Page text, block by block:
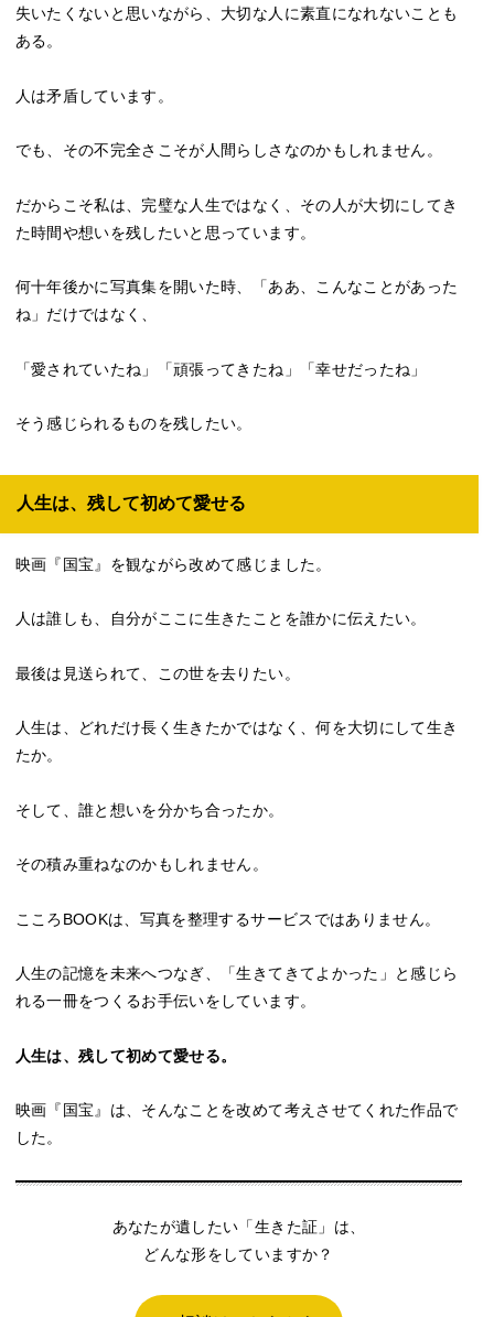
失いたくないと思いながら、大切な人に素直になれないことも
ある。
人は矛盾しています。
でも、その不完全さこそが人間らしさなのかもしれません。
だからこそ私は、完璧な人生ではなく、その人が大切にしてき
た時間や想いを残したいと思っています。
何十年後かに写真集を開いた時、「ああ、こんなことがあった
ね」だけではなく、
「愛されていたね」「頑張ってきたね」「幸せだったね」
そう感じられるものを残したい。
人生は、残して初めて愛せる
映画『国宝』を観ながら改めて感じました。
人は誰しも、自分がここに生きたことを誰かに伝えたい。
最後は見送られて、この世を去りたい。
人生は、どれだけ長く生きたかではなく、何を大切にして生き
たか。
そして、誰と想いを分かち合ったか。
その積み重ねなのかもしれません。
こころBOOKは、写真を整理するサービスではありません。
人生の記憶を未来へつなぎ、「生きてきてよかった」と感じら
れる一冊をつくるお手伝いをしています。
人生は、残して初めて愛せる。
映画『国宝』は、そんなことを改めて考えさせてくれた作品で
した。
あなたが遺したい「生きた証」は、
どんな形をしていますか？